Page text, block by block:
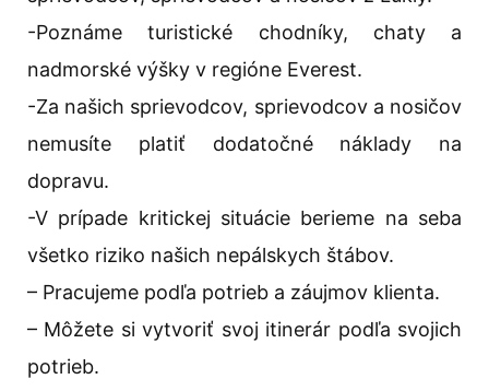
-Poznáme turistické chodníky, chaty a
nadmorské výšky v regióne Everest.
-Za našich sprievodcov, sprievodcov a nosičov
nemusíte platiť dodatočné náklady na
dopravu.
-V prípade kritickej situácie berieme na seba
všetko riziko našich nepálskych štábov.
– Pracujeme podľa potrieb a záujmov klienta.
– Môžete si vytvoriť svoj itinerár podľa svojich
potrieb.